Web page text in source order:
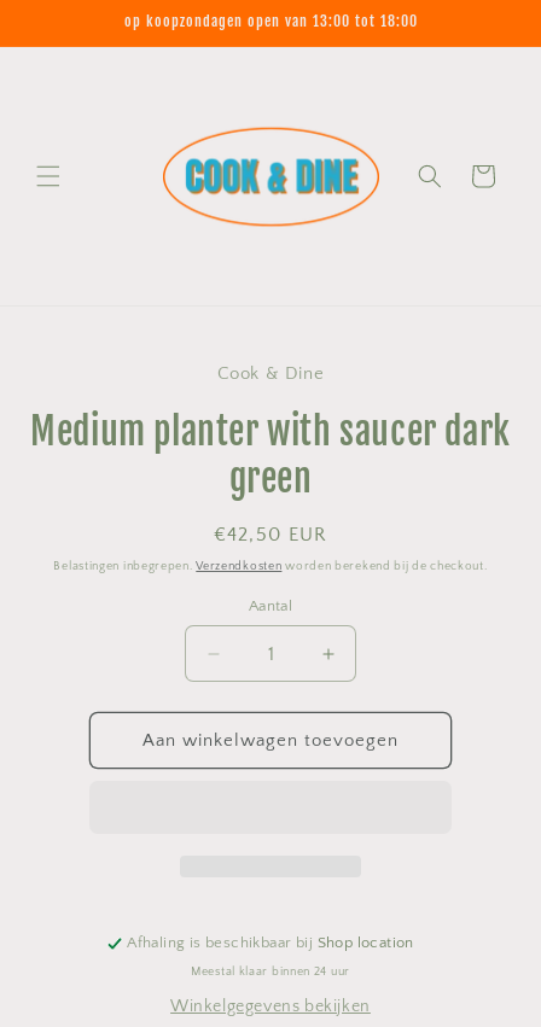
content
op koopzondagen open van 13:00 tot 18:00
Winkelwagen
Cook & Dine
Medium planter with saucer dark
green
Normale
prijs
€42,50 EUR
Belastingen inbegrepen.Verzendkosten worden berekend bij de checkout.
Aantal
Aantal
Aantal
verlagen
voor
Medium
planter
Aantal
verhogen
voor
Medium
planter
Aan winkelwagen toevoegen
Afhaling is beschikbaar bij Shop location
Meestal klaar binnen 24 uur
Winkelgegevens bekijken